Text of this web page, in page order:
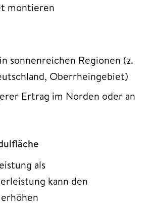
montieren
sonnenreichen Regionen (z.
Oberrheingebiet)
Ertrag im Norden oder an
als
kann den